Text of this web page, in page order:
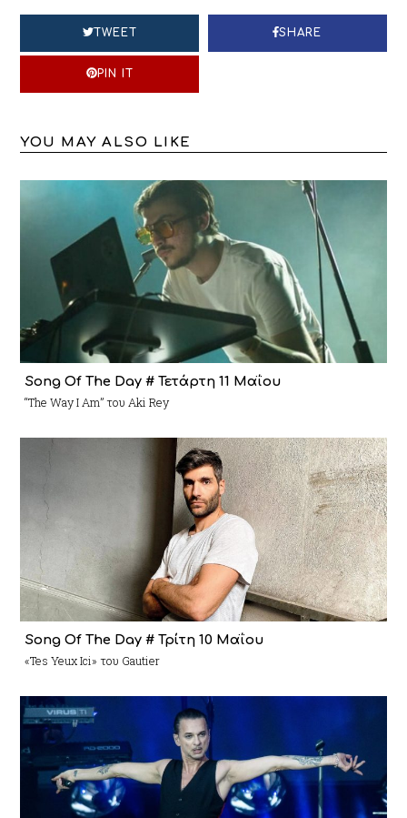
TWEET SHARE
PIN IT
YOU MAY ALSO LIKE
Song Of The Day # Τετάρτη 11 Μαΐου
“The Way I Am” του Aki Rey
Song Of The Day # Τρίτη 10 Μαΐου
«Tes Yeux Ici» του Gautier